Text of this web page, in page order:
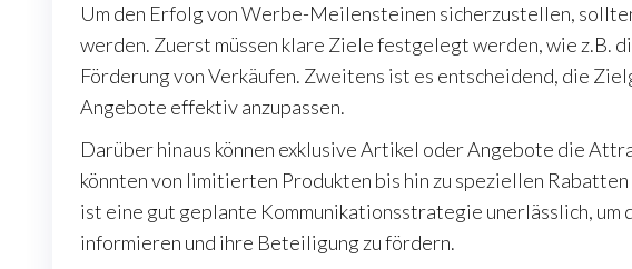
Um den Erfolg von Werbe-Meilensteinen sicherzustellen,
werden. Zuerst müssen klare Ziele festgelegt werden, wie z.B.
Förderung von Verkäufen. Zweitens ist es entscheidend, die
Angebote effektiv anzupassen.
Darüber hinaus können exklusive Artikel oder Angebote die
könnten von limitierten Produkten bis hin zu speziellen
ist eine gut geplante Kommunikationsstrategie unerlässlich, um
informieren und ihre Beteiligung zu fördern.